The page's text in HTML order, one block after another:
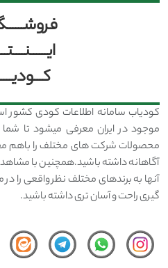
کودیاب سامانه اطلاعات کودی کشور
موجود در ایران معرفی میشود تا شما
محصولات شرکت های مختلف را باهم
آگاهانه داشته باشید.همچنین با
آنها به برندهای مختلف نظر واقعی را
گیری راحت و آسان تری داشته باشید.